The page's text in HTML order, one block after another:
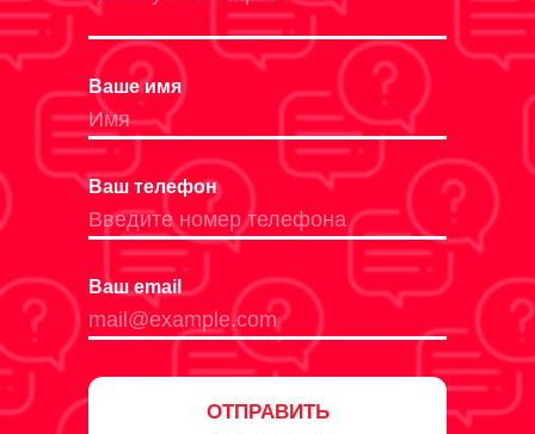
Ваше имя
Ваш телефон
Ваш email
ОТПРАВИТЬ